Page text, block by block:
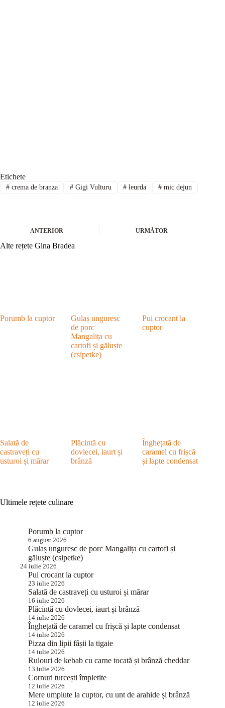
Etichete
#crema de branza #Gigi Vulturu # leurda # mic dejun
ANTERIOR URMĂTOR
Alte rețete Gina Bradea
Porumb la cuptor
Gulaș unguresc
de porc
Mangalița cu
cartofi și găluște
(csipetke)
Pui crocant la
cuptor
Salată de
castraveți cu
usturoi și mărar
Plăcintă cu
dovlecei, iaurt și
brânză
Înghețată de
caramel cu frișcă
și lapte condensat
Ultimele rețete culinare
Porumb la cuptor
6 august 2026
Gulaș unguresc de porc Mangalița cu cartofi și
găluște (csipetke)
24 iulie 2026
Pui crocant la cuptor
23 iulie 2026
Salată de castraveți cu usturoi și mărar
16 iulie 2026
Plăcintă cu dovlecei, iaurt și brânză
14 iulie 2026
Înghețată de caramel cu frișcă și lapte condensat
14 iulie 2026
Pizza din lipii fâșii la tigaie
14 iulie 2026
Rulouri de kebab cu carne tocată și brânză cheddar
13 iulie 2026
Cornuri turcești împletite
12 iulie 2026
Mere umplute la cuptor, cu unt de arahide și brânză
12 iulie 2026